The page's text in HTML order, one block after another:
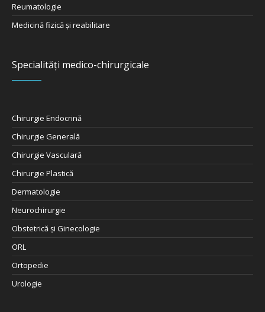
Reumatologie
Medicină fizică și reabilitare
Specialități medico-chirurgicale
Chirurgie Endocrină
Chirurgie Generală
Chirurgie Vasculară
Chirurgie Plastică
Dermatologie
Neurochirurgie
Obstetrică şi Ginecologie
ORL
Ortopedie
Urologie